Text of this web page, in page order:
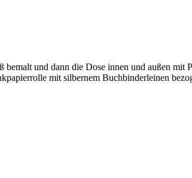
und dann die Dose innen und außen mit
mit silbernem Buchbinderleinen